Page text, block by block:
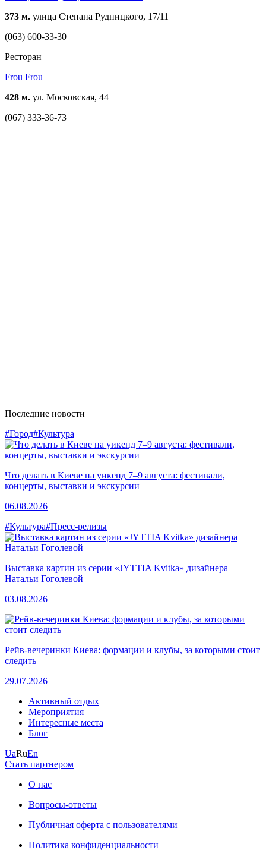
373 м. улица Степана Рудницкого, 17/11
(063) 600-33-30
Ресторан
Frou Frou
428 м. ул. Московская, 44
(067) 333-36-73
Последние новости
#Город#Культура
Что делать в Киеве на уикенд 7–9 августа: фестивали,
концерты, выставки и экскурсии
06.08.2026
#Культура#Пресс-релизы
Выставка картин из серии «JYTTIA Kvitka» дизайнера
Натальи Гоголевой
03.08.2026
Рейв-вечеринки Киева: формации и клубы, за которыми стоит
следить
29.07.2026
Активный отдых
Мероприятия
Интересные места
Блог
UaRuEn
Стать партнером
О нас
Вопросы-ответы
Публичная оферта с пользователями
Политика конфиденциальности